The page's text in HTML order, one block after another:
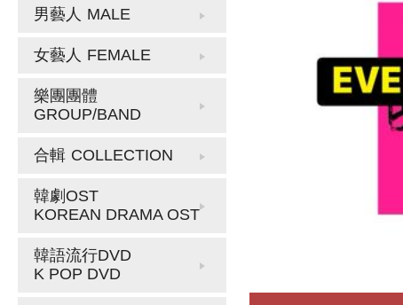
男藝人 MALE
女藝人 FEMALE
樂團團體
GROUP/BAND
合輯 COLLECTION
韓劇OST
KOREAN DRAMA OST
韓語流行DVD
K POP DVD